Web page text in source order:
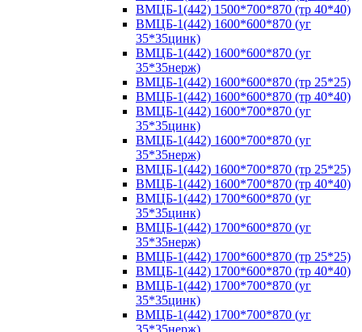
ВМЦБ-1(442) 1500*700*870 (тр 40*40)
ВМЦБ-1(442) 1600*600*870 (уг
35*35цинк)
ВМЦБ-1(442) 1600*600*870 (уг
35*35нерж)
ВМЦБ-1(442) 1600*600*870 (тр 25*25)
ВМЦБ-1(442) 1600*600*870 (тр 40*40)
ВМЦБ-1(442) 1600*700*870 (уг
35*35цинк)
ВМЦБ-1(442) 1600*700*870 (уг
35*35нерж)
ВМЦБ-1(442) 1600*700*870 (тр 25*25)
ВМЦБ-1(442) 1600*700*870 (тр 40*40)
ВМЦБ-1(442) 1700*600*870 (уг
35*35цинк)
ВМЦБ-1(442) 1700*600*870 (уг
35*35нерж)
ВМЦБ-1(442) 1700*600*870 (тр 25*25)
ВМЦБ-1(442) 1700*600*870 (тр 40*40)
ВМЦБ-1(442) 1700*700*870 (уг
35*35цинк)
ВМЦБ-1(442) 1700*700*870 (уг
35*35нерж)